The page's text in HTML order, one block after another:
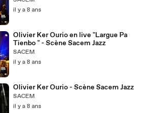
il y a 8 ans
Olivier Ker Ourio en live "Largue Pa
Tienbo " - Scène Sacem Jazz
SACEM
il y a 8 ans
Olivier Ker Ourio - Scène Sacem Jazz
SACEM
il y a 8 ans